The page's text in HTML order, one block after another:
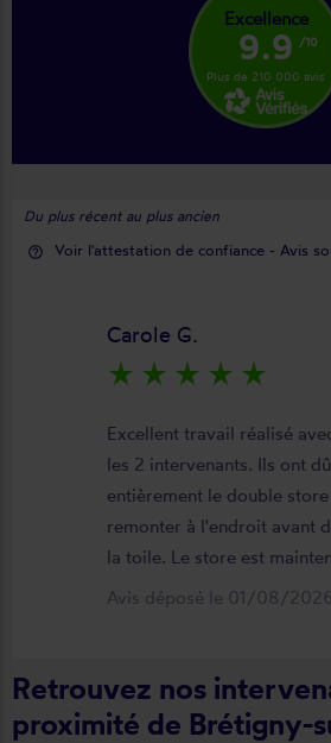
Excellence
9.9 /10
Plus de 210 000 avis
Du plus récent au plus ancien
help_outline Voir l'attestation de confiance - Avis
Carole G.
star_rate star_rate star_rate star_rate star_rate
Excellent travail réalisé
les 2 intervenants. Ils ont
entièrement le double
remonter à l'endroit avant
la toile. Le store est
neuf, parfaitement
Avis déposé le 01/08/2026
Retrouvez nos
proximité de Brétigny-